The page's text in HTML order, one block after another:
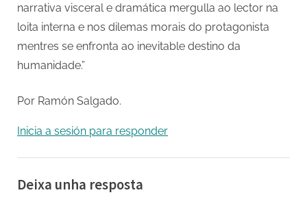
narrativa visceral e dramática mergulla ao lector na
loita interna e nos dilemas morais do protagonista
mentres se enfronta ao inevitable destino da
humanidade.”
Por Ramón Salgado.
Inicia a sesión para responder
Deixa unha resposta